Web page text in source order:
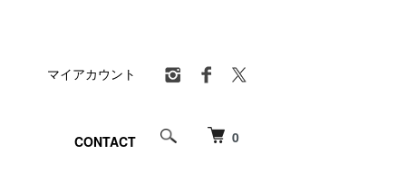
0
CONTACT
マイアカウント